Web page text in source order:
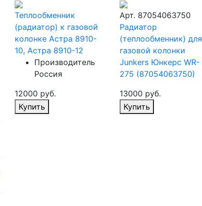
Теплообменник
(радиатор) к газовой
колонке Астра 8910-
10, Астра 8910-12
Производитель
Россия
12000 руб.
Купить
Арт. 87054063750
Радиатор
(теплообменник) для
газовой колонки
Junkers Юнкерс WR-
275 (87054063750)
13000 руб.
Купить